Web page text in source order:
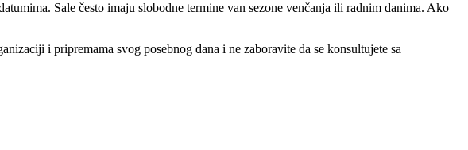
Sale često imaju slobodne termine van sezone venčanja ili radnim danima. Ako
i pripremama svog posebnog dana i ne zaboravite da se konsultujete sa